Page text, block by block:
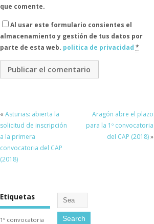
que comente.
Al usar este formulario consientes el
almacenamiento y gestión de tus datos por
parte de esta web. politica de privacidad *
« Asturias: abierta la
solicitud de inscripción
a la primera
convocatoria del CAP
(2018)
Aragón abre el plazo
para la 1º convocatoria
del CAP (2018)»
Etiquetas
1º convocatoria